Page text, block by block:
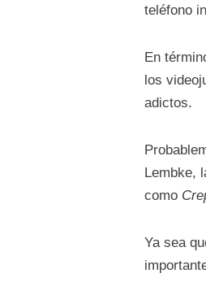
teléfono
En
los
adictos.
Lembke,
como
Ya sea